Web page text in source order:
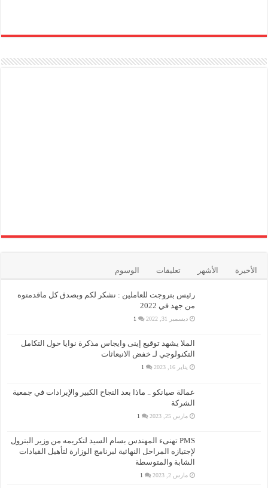
الأخيرة الأشهر تعليقات الوسوم
رئيس بتروجت للعاملين : نشكر لكم وبصدق كل ماقدمتوه
من جهد في 2022
ديسمبر 31, 2022 1
الملا يشهد توقيع إينى وايجاس مذكرة نوايا حول التكامل
التكنولوجي لـ خفض الانبعاثات
يناير 16, 2023 1
عمالة صيانكو .. ماذا بعد النجاح الكبير والإيرادات في جمعية
الشركة
مارس 25, 2023 1
PMS تهنىء المهندس بسام السيد لتكريمه من وزير البترول
لإجتيازه المراحل النهائية لبرنامج الوزارة لتأهيل القيادات
الشابة والمتوسطة
مارس 2, 2023 1